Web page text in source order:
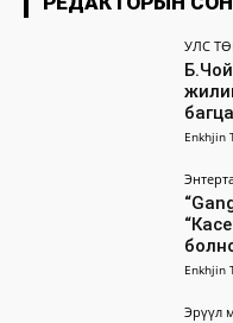
УЛС
Enkhjin
Enkhjin
Эрүүл